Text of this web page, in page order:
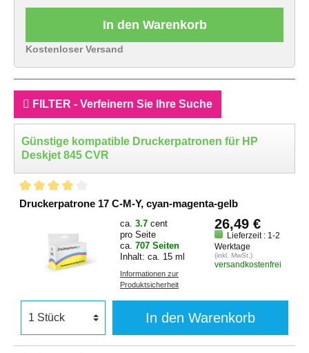
In den Warenkorb
Kostenloser Versand
FILTER - Verfeinern Sie Ihre Suche
Günstige kompatible Druckerpatronen für HP
Deskjet 845 CVR
Druckerpatrone 17 C-M-Y, cyan-magenta-gelb
ca. 3.7 cent
pro Seite
ca. 707 Seiten
Inhalt: ca. 15 ml
Informationen zur
Produktsicherheit
26,49 €
Lieferzeit : 1-2
Werktage
(inkl. MwSt.)
versandkostenfrei
In den Warenkorb